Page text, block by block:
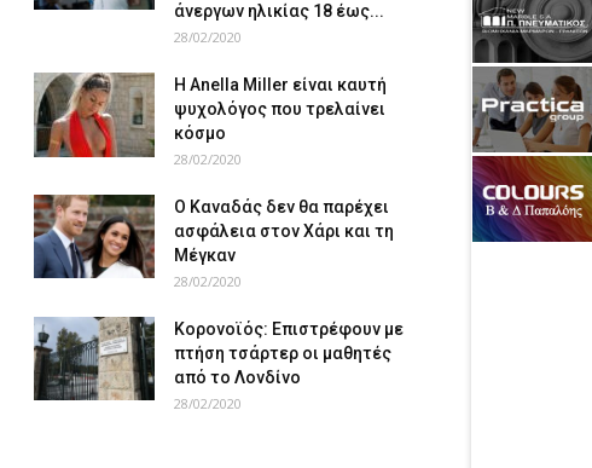
άνεργων ηλικίας 18 έως...
28/02/2020
Η Anella Miller είναι καυτή
ψυχολόγος που τρελαίνει
κόσμο
28/02/2020
Ο Καναδάς δεν θα παρέχει
ασφάλεια στον Χάρι και τη
Μέγκαν
28/02/2020
Κορονοϊός: Επιστρέφουν με
πτήση τσάρτερ οι μαθητές
από το Λονδίνο
28/02/2020